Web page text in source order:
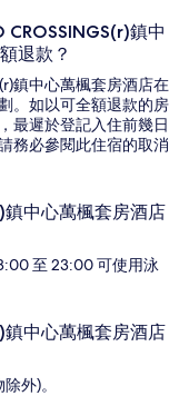
鎮中
退款？
鎮中心萬楓套房酒店在
。如以可全額退款的房
最遲於登記入住前幾日
務必參閱此住宿的取消
中心萬楓套房酒店
至 23:00 可使用泳
中心萬楓套房酒店
外)。